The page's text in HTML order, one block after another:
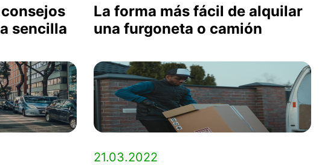
sencilla
La forma más fácil de alquilar
una furgoneta o camión
21.03.2022